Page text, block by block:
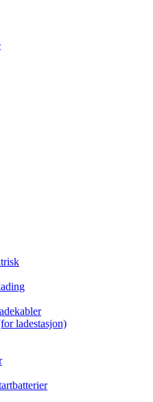
ladestasjon)